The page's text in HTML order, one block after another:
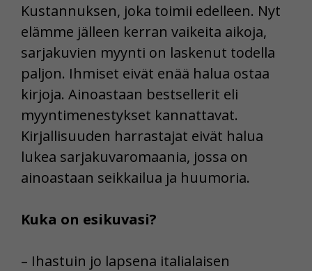
Kustannuksen, joka toimii edelleen. Nyt
elämme jälleen kerran vaikeita aikoja,
sarjakuvien myynti on laskenut todella
paljon. Ihmiset eivät enää halua ostaa
kirjoja. Ainoastaan bestsellerit eli
myyntimenestykset kannattavat.
Kirjallisuuden harrastajat eivät halua
lukea sarjakuvaromaania, jossa on
ainoastaan seikkailua ja huumoria.
Kuka on esikuvasi?
– Ihastuin jo lapsena italialaisen